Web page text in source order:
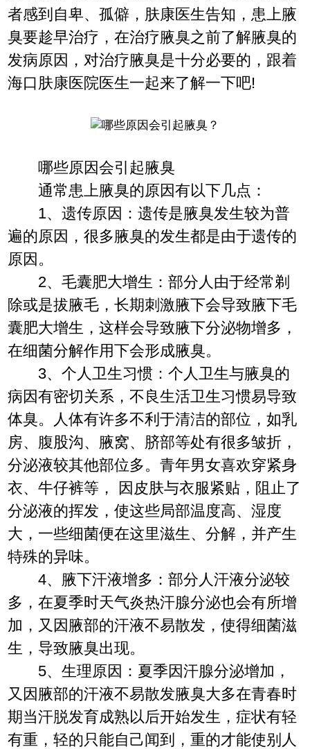
者感到自卑、孤僻，肤康医生告知，患上腋
臭要趁早治疗，在治疗腋臭之前了解腋臭的
发病原因，对治疗腋臭是十分必要的，跟着
海口肤康医院医生一起来了解一下吧!
哪些原因会引起腋臭
通常患上腋臭的原因有以下几点：
1、遗传原因：遗传是腋臭发生较为普
遍的原因，很多腋臭的发生都是由于遗传的
原因。
2、毛囊肥大增生：部分人由于经常剃
除或是拔腋毛，长期刺激腋下会导致腋下毛
囊肥大增生，这样会导致腋下分泌物增多，
在细菌分解作用下会形成腋臭。
3、个人卫生习惯：个人卫生与腋臭的
病因有密切关系，不良生活卫生习惯易导致
体臭。人体有许多不利于清洁的部位，如乳
房、腹股沟、腋窝、脐部等处有很多皱折，
分泌液较其他部位多。青年男女喜欢穿紧身
衣、牛仔裤等， 因皮肤与衣服紧贴，阻止了
分泌液的挥发，使这些局部温度高、湿度
大，一些细菌便在这里滋生、分解，并产生
特殊的异味。
4、腋下汗液增多：部分人汗液分泌较
多，在夏季时天气炎热汗腺分泌也会有所增
加，又因腋部的汗液不易散发，使得细菌滋
生，导致腋臭出现。
5、生理原因：夏季因汗腺分泌增加，
又因腋部的汗液不易散发腋臭大多在青春时
期当汗脱发育成熟以后开始发生，症状有轻
有重，轻的只能自己闻到，重的才能使别人